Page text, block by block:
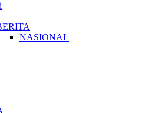
NASIONAL